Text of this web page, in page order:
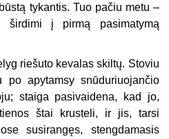
tykantis. Tuo pačiu metu –
širdimi į pirmą pasimatymą
riešuto kevalas skiltų. Stoviu
po apytamsy snūduriuojančio
staiga pasivaidena, kad jo,
štai krusteli, ir jis, tarsi
susirangęs, stengdamasis